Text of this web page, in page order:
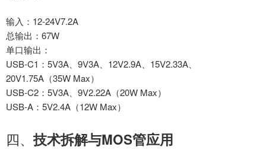
输入： 12-24V7.2A
总输出： 67W
单口输出：
USB-C1：5V3A、9V3A、12V2.9A、15V2.33A、
20V1.75A（35W Max）
USB-C2：5V3A、9V2.22A（20W Max）
USB-A：5V2.4A（12W Max）
四、技术拆解与MOS管应用